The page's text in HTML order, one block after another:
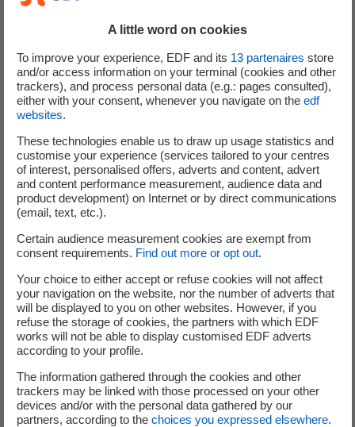
Type d'animation
Type de public
Du05 Mai 2025au06 Juin 2029
Visite guidée de l’usine
hydroélectrique souterraine de
Montézic
A little word on cookies
To improve your experience, EDF and its 13partenaires store
and/or access information on your terminal (cookies and other
trackers), and process personal data (e.g.: pages consulted),
either with your consent, whenever you navigate on the edf
websites.
These technologies enable us to draw up usage statistics and
customise your experience (services tailored to your centres
of interest, personalised offers, adverts and content, advert
and content performance measurement, audience data and
product development) on Internet or by direct communications
(email, text, etc.).
Certain audience measurement cookies are exempt from
consent requirements. Find out more or opt out.
Your choice to either accept or refuse cookies will not affect
your navigation on the website, nor the number of adverts that
will be displayed to you on other websites. However, if you
refuse the storage of cookies, the partners with which EDF
works will not be able to display customised EDF adverts
according to your profile.
The information gathered through the cookies and other
trackers may be linked with those processed on your other
devices and/or with the personal data gathered by our
partners, according to the choices you expressed elsewhere.